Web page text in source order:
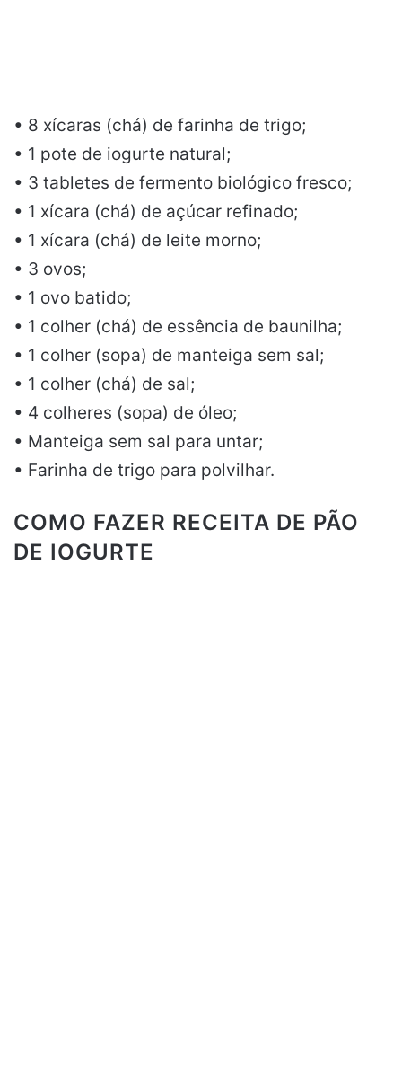
• 8 xícaras (chá) de farinha de trigo;
• 1 pote de iogurte natural;
• 3 tabletes de fermento biológico fresco;
• 1 xícara (chá) de açúcar refinado;
• 1 xícara (chá) de leite morno;
• 3 ovos;
• 1 ovo batido;
• 1 colher (chá) de essência de baunilha;
• 1 colher (sopa) de manteiga sem sal;
• 1 colher (chá) de sal;
• 4 colheres (sopa) de óleo;
• Manteiga sem sal para untar;
• Farinha de trigo para polvilhar.
COMO FAZER RECEITA DE PÃO
DE IOGURTE